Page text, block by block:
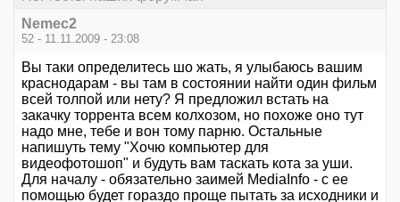
Nemec2
52 - 11.11.2009 - 23:08
Вы таки определитесь шо жать, я улыбаюсь вашим
краснодарам - вы там в состоянии найти один фильм
всей толпой или нету? Я предложил встать на
закачку торрента всем колхозом, но похоже оно тут
надо мне, тебе и вон тому парню. Остальные
напишуть тему "Хочю компьютер для
видеофотошоп" и будуть вам таскать кота за уши.
Для началу - обязательно заимей MediaInfo - с ее
помощью будет гораздо проще пытать за исходники и